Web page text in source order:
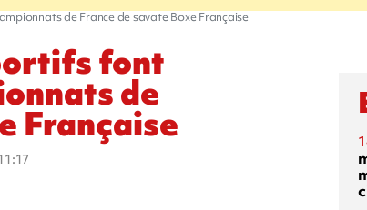
de France de savate Boxe Française
font
de
Française